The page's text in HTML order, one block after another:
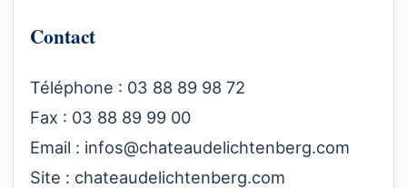
Contact
Téléphone : 03 88 89 98 72
Fax : 03 88 89 99 00
Email : infos@chateaudelichtenberg.com
Site : chateaudelichtenberg.com